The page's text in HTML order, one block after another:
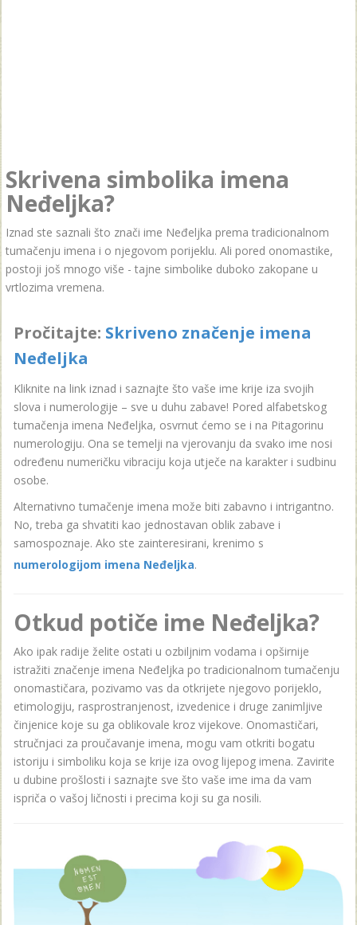
Skrivena simbolika imena
Neđeljka?
Iznad ste saznali što znači ime Neđeljka prema tradicionalnom
tumačenju imena i o njegovom porijeklu. Ali pored onomastike,
postoji još mnogo više - tajne simbolike duboko zakopane u
vrtlozima vremena.
Pročitajte: Skriveno značenje imena
Neđeljka
Kliknite na link iznad i saznajte što vaše ime krije iza svojih
slova i numerologije – sve u duhu zabave! Pored alfabetskog
tumačenja imena Neđeljka, osvrnut ćemo se i na Pitagorinu
numerologiju. Ona se temelji na vjerovanju da svako ime nosi
određenu numeričku vibraciju koja utječe na karakter i sudbinu
osobe.
Alternativno tumačenje imena može biti zabavno i intrigantno.
No, treba ga shvatiti kao jednostavan oblik zabave i
samospoznaje. Ako ste zainteresirani, krenimo s
numerologijom imena Neđeljka.
Otkud potiče ime Neđeljka?
Ako ipak radije želite ostati u ozbiljnim vodama i opširnije
istražiti značenje imena Neđeljka po tradicionalnom tumačenju
onomastičara, pozivamo vas da otkrijete njegovo porijeklo,
etimologiju, rasprostranjenost, izvedenice i druge zanimljive
činjenice koje su ga oblikovale kroz vijekove. Onomastičari,
stručnjaci za proučavanje imena, mogu vam otkriti bogatu
istoriju i simboliku koja se krije iza ovog lijepog imena. Zavirite
u dubine prošlosti i saznajte sve što vaše ime ima da vam
ispriča o vašoj ličnosti i precima koji su ga nosili.